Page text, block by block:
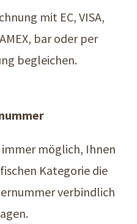
mit EC, VISA,
bar oder per
begleichen.
möglich, Ihnen
Kategorie die
verbindlich